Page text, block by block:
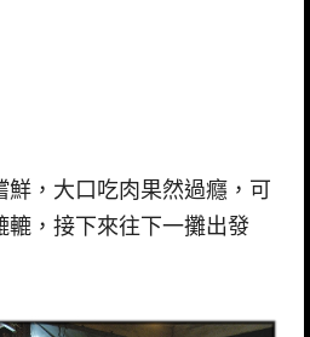
，大口吃肉果然過癮，可
轆，接下來往下一攤出發